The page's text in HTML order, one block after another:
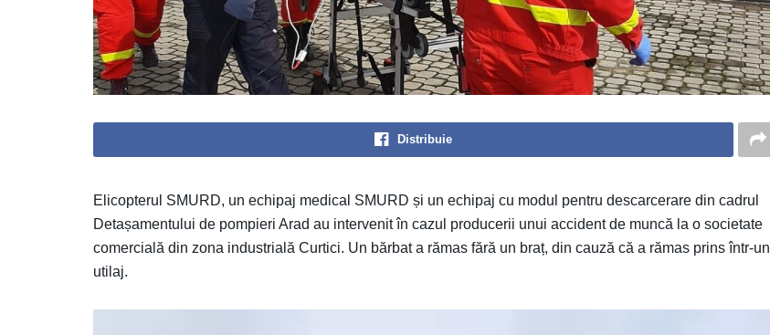
Distribuie
Elicopterul SMURD, un echipaj medical SMURD și un echipaj cu modul pentru descarcerare din cadrul
Detașamentului de pompieri Arad au intervenit în cazul producerii unui accident de muncă la o societate
comercială din zona industrială Curtici. Un bărbat a rămas fără un braț, din cauză că a rămas prins într-un
utilaj.